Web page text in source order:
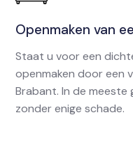
Openmaken van
Staat u voor een
openmaken door een
Brabant. In de meeste
zonder enige schade.